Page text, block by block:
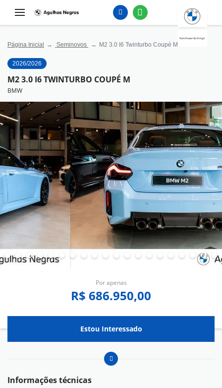
Puro Prazer de Dirigir
Página Inicial Seminovos M2 3.0 I6 Twinturbo Coupé M
2026/2026
M2 3.0 I6 TWINTURBO COUPÉ M
BMW
Por apenas
R$ 686.950,00
Estou Interessado
Informações técnicas